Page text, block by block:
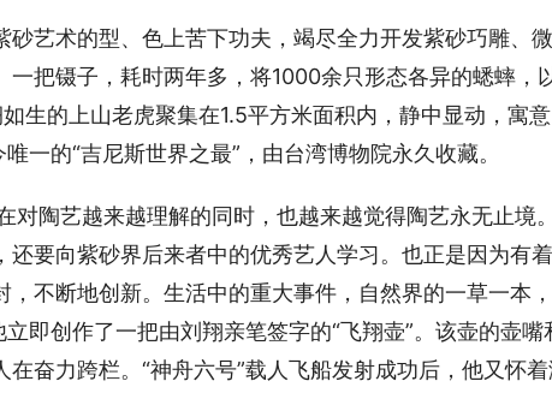
艺术的型、色上苦下功夫，竭尽全力开发紫砂巧雕、
把镊子，耗时两年多，将1000余只形态各异的蟋蟀，
生的上山老虎聚集在1.5平方米面积内，静中显动，寓意
一的“吉尼斯世界之最”，由台湾博物院永久收藏。
陶艺越来越理解的同时，也越来越觉得陶艺永无止境。
要向紫砂界后来者中的优秀艺人学习。也正是因为有
不断地创新。生活中的重大事件，自然界的一草一本
即创作了一把由刘翔亲笔签字的“飞翔壶”。该壶的壶嘴
奋力跨栏。“神舟六号”载人飞船发射成功后，他又怀着